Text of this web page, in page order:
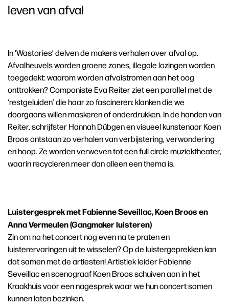
leven van afval
In ‘Wastories’ delven de makers verhalen over afval op.
Afvalheuvels worden groene zones, illegale lozingen worden
toegedekt: waarom worden afvalstromen aan het oog
onttrokken? Componiste Eva Reiter ziet een parallel met de
‘restgeluiden’ die haar zo fascineren: klanken die we
doorgaans willen maskeren of onderdrukken. In de handen van
Reiter, schrijfster Hannah Dübgen en visueel kunstenaar Koen
Broos ontstaan zo verhalen van verbijstering, verwondering
en hoop. Ze worden verweven tot een full circle muziektheater,
waarin recycleren meer dan alleen een thema is.
Luistergesprek met Fabienne Seveillac, Koen Broos en
Anna Vermeulen (Gangmaker luisteren)
Zin om na het concert nog even na te praten en
luisterervaringen uit te wisselen? Op de luistergeprekken kan
dat samen met de artiesten! Artistiek leider Fabienne
Seveillac en scenograaf Koen Broos schuiven aan in het
Kraakhuis voor een nagesprek waar we hun concert samen
kunnen laten bezinken.